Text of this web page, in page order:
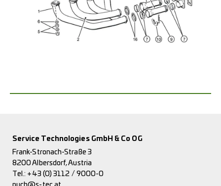
Service Technologies GmbH & Co OG
Frank-Stronach-Straße 3
8200 Albersdorf, Austria
Tel.: +43 (0) 3112 / 9000-0